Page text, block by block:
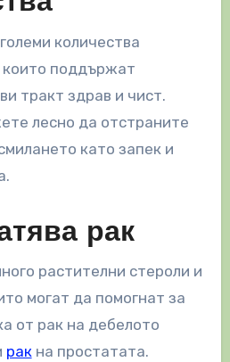
количества
поддържат
тракт здрав и чист.
лесно да отстраните
като запек и
рак
растителни стероли и
могат да помогнат за
от рак на дебелото
ракна простатата.